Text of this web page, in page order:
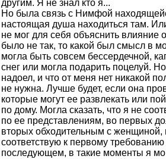
другим. Я не знал кто я...
Но была связь с Нимфой
настоящая душа находиться там.
не мог для себя объяснить влияние
было не так, то какой был смысл в
могла быть совсем бессердечной,
снег или могла подарить поцелуй.
надоел, и что от меня нет никакой
не нужна. Лучше будет, если она
которые могут ее развлекать или
по дому. Могла сказать, что я не
по ее представлениям, во первых
вторых обходительным с
соответствую к первому
последующем, в такие моменты я